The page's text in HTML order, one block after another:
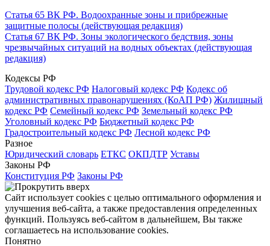
Статья 65 ВК РФ. Водоохранные зоны и прибрежные
защитные полосы (действующая редакция)
Статья 67 ВК РФ. Зоны экологического бедствия, зоны
чрезвычайных ситуаций на водных объектах (действующая
редакция)
Кодексы РФ
Трудовой кодекс РФ Налоговый кодекс РФ Кодекс об
административных правонарушениях (КоАП РФ) Жилищный
кодекс РФ Семейный кодекс РФ Земельный кодекс РФ
Уголовный кодекс РФ Бюджетный кодекс РФ
Градостроительный кодекс РФ Лесной кодекс РФ
Разное
Юридический словарь ЕТКС ОКПДТР Уставы
Законы РФ
Конституция РФ Законы РФ
Сайт использует cookies с целью оптимального оформления и
улучшения веб-сайта, а также предоставления определенных
функций. Пользуясь веб-сайтом в дальнейшем, Вы также
соглашаетесь на использование cookies.
Понятно